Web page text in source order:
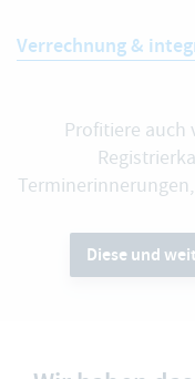
Verrechnung &
Profitiere
Diese und